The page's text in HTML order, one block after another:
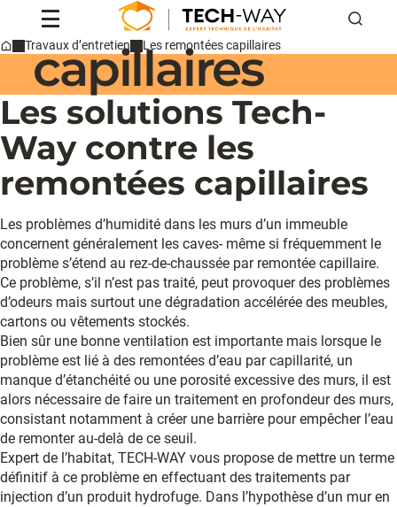
Professionnels
Particuliers
Conseils & actus
Qui sommes-nous ?
Contact
Travaux d’entretien Les remontées capillaires
remontées
capillaires
Les solutions Tech-
Way contre les
remontées capillaires
Les problèmes d’humidité dans les murs d’un immeuble
concernent généralement les caves- même si fréquemment le
problème s’étend au rez-de-chaussée par remontée capillaire.
Ce problème, s’il n’est pas traité, peut provoquer des problèmes
d’odeurs mais surtout une dégradation accélérée des meubles,
cartons ou vêtements stockés.
Bien sûr une bonne ventilation est importante mais lorsque le
problème est lié à des remontées d’eau par capillarité, un
manque d’étanchéité ou une porosité excessive des murs, il est
alors nécessaire de faire un traitement en profondeur des murs,
consistant notamment à créer une barrière pour empêcher l’eau
de remonter au-delà de ce seuil.
Expert de l’habitat, TECH-WAY vous propose de mettre un terme
définitif à ce problème en effectuant des traitements par
injection d’un produit hydrofuge. Dans l’hypothèse d’un mur en